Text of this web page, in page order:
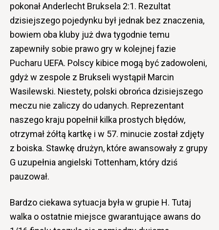
pokonał Anderlecht Bruksela 2:1. Rezultat
dzisiejszego pojedynku był jednak bez znaczenia,
bowiem oba kluby już dwa tygodnie temu
zapewniły sobie prawo gry w kolejnej fazie
Pucharu UEFA. Polscy kibice mogą być zadowoleni,
gdyż w zespole z Brukseli wystąpił Marcin
Wasilewski. Niestety, polski obrońca dzisiejszego
meczu nie zaliczy do udanych. Reprezentant
naszego kraju popełnił kilka prostych błędów,
otrzymał żółtą kartkę i w 57. minucie został zdjęty
z boiska. Stawkę drużyn, które awansowały z grupy
G uzupełnia angielski Tottenham, który dziś
pauzował.
Bardzo ciekawa sytuacja była w grupie H. Tutaj
walka o ostatnie miejsce gwarantujące awans do